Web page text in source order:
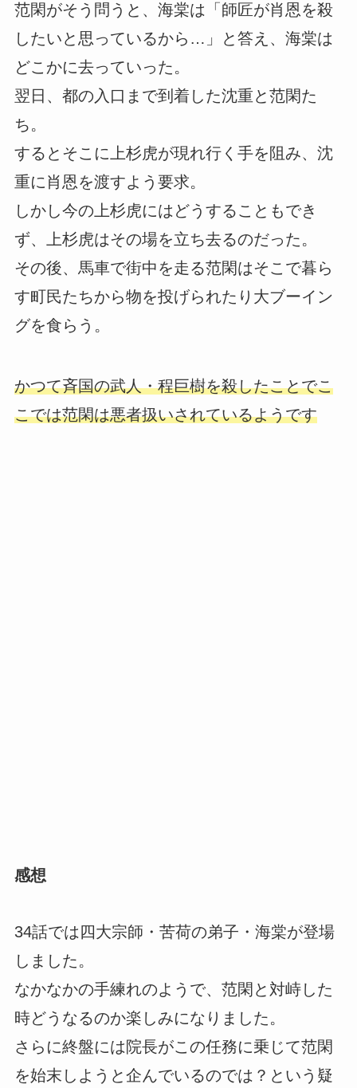
范閑がそう問うと、海棠は「師匠が肖恩を殺
したいと思っているから…」と答え、海棠は
どこかに去っていった。
翌日、都の入口まで到着した沈重と范閑た
ち。
するとそこに上杉虎が現れ行く手を阻み、沈
重に肖恩を渡すよう要求。
しかし今の上杉虎にはどうすることもでき
ず、上杉虎はその場を立ち去るのだった。
その後、馬車で街中を走る范閑はそこで暮ら
す町民たちから物を投げられたり大ブーイン
グを食らう。
かつて斉国の武人・程巨樹を殺したことでこ
こでは范閑は悪者扱いされているようです
感想
34話では四大宗師・苦荷の弟子・海棠が登場
しました。
なかなかの手練れのようで、范閑と対峙した
時どうなるのか楽しみになりました。
さらに終盤には院長がこの任務に乗じて范閑
を始末しようと企んでいるのでは？という疑